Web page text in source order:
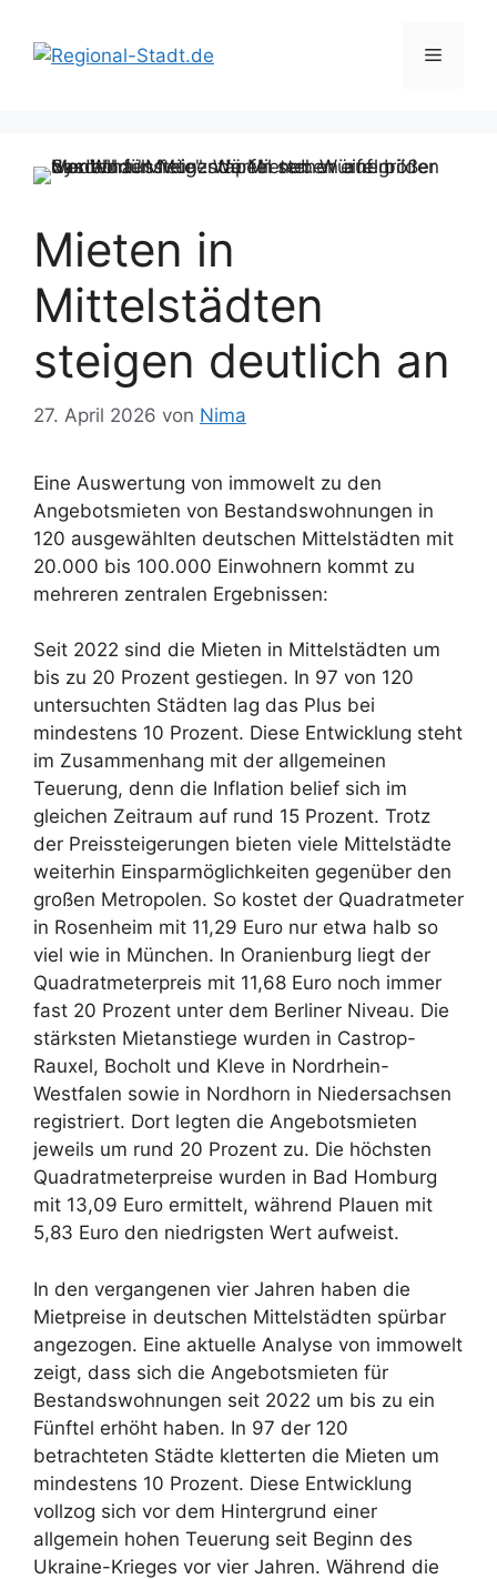
Inhalt
springen
Menü
Mieten in
Mittelstädten
steigen deutlich an
27. April 2026 von Nima
Eine Auswertung von immowelt zu den
Angebotsmieten von Bestandswohnungen in
120 ausgewählten deutschen Mittelstädten mit
20.000 bis 100.000 Einwohnern kommt zu
mehreren zentralen Ergebnissen:
Seit 2022 sind die Mieten in Mittelstädten um
bis zu 20 Prozent gestiegen. In 97 von 120
untersuchten Städten lag das Plus bei
mindestens 10 Prozent. Diese Entwicklung steht
im Zusammenhang mit der allgemeinen
Teuerung, denn die Inflation belief sich im
gleichen Zeitraum auf rund 15 Prozent. Trotz
der Preissteigerungen bieten viele Mittelstädte
weiterhin Einsparmöglichkeiten gegenüber den
großen Metropolen. So kostet der Quadratmeter
in Rosenheim mit 11,29 Euro nur etwa halb so
viel wie in München. In Oranienburg liegt der
Quadratmeterpreis mit 11,68 Euro noch immer
fast 20 Prozent unter dem Berliner Niveau. Die
stärksten Mietanstiege wurden in Castrop-
Rauxel, Bocholt und Kleve in Nordrhein-
Westfalen sowie in Nordhorn in Niedersachsen
registriert. Dort legten die Angebotsmieten
jeweils um rund 20 Prozent zu. Die höchsten
Quadratmeterpreise wurden in Bad Homburg
mit 13,09 Euro ermittelt, während Plauen mit
5,83 Euro den niedrigsten Wert aufweist.
In den vergangenen vier Jahren haben die
Mietpreise in deutschen Mittelstädten spürbar
angezogen. Eine aktuelle Analyse von immowelt
zeigt, dass sich die Angebotsmieten für
Bestandswohnungen seit 2022 um bis zu ein
Fünftel erhöht haben. In 97 der 120
betrachteten Städte kletterten die Mieten um
mindestens 10 Prozent. Diese Entwicklung
vollzog sich vor dem Hintergrund einer
allgemein hohen Teuerung seit Beginn des
Ukraine-Krieges vor vier Jahren. Während die